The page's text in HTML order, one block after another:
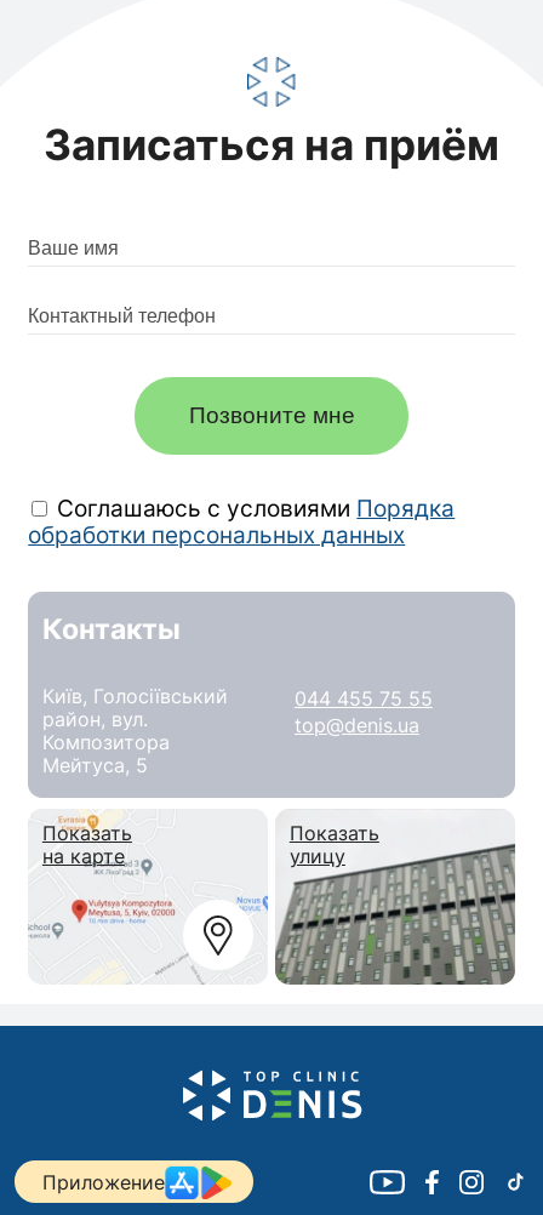
Записаться на приём
Позвоните мне
Соглашаюсь с условиями Порядка
обработки персональных данных
Контакты
Київ, Голосіївський
район, вул.
Композитора
Мейтуса, 5
044 455 75 55
top@denis.ua
Показать
на карте
Показать
улицу
Приложение